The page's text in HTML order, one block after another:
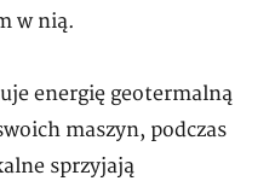
w nią.
energię geotermalną
maszyn, podczas
sprzyjają